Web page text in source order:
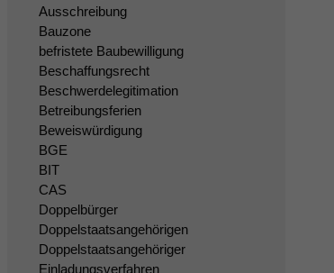
Ausschreibung
Bauzone
befristete Baubewilligung
Beschaffungsrecht
Beschwerdelegitimation
Betreibungsferien
Beweiswürdigung
BGE
BIT
CAS
Doppelbürger
Doppelstaatsangehörigen
Doppelstaatsangehöriger
Einladungsverfahren